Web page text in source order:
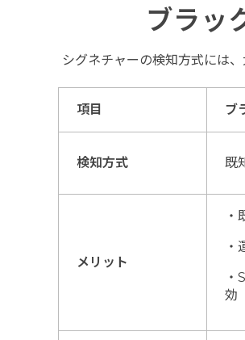
ブラッ
シグネチャーの検知方式には
項目 ブ
検知方式 既
メリット
・
・
・
効